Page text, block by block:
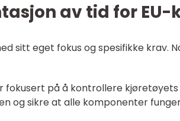
av tid for
sitt eget fokus og spesifikke krav.
fokusert på å kontrollere
og sikre at alle komponenter